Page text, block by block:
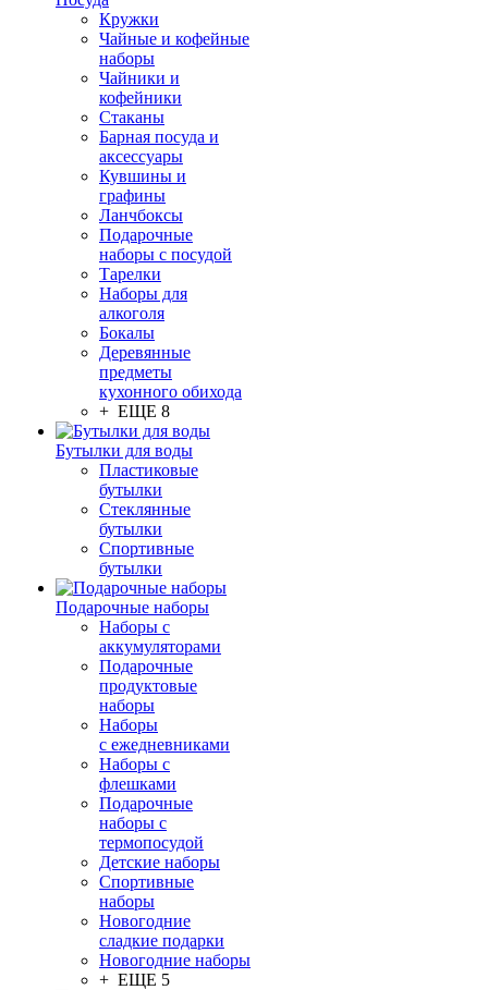
Кружки
Чайные и кофейные
наборы
Чайники и
кофейники
Стаканы
Барная посуда и
аксессуары
Кувшины и
графины
Ланчбоксы
Подарочные
наборы с посудой
Тарелки
Наборы для
алкоголя
Бокалы
Деревянные
предметы
кухонного обихода
+ ЕЩЕ 8
Бутылки для воды
Пластиковые
бутылки
Стеклянные
бутылки
Спортивные
бутылки
Подарочные наборы
Наборы с
аккумуляторами
Подарочные
продуктовые
наборы
Наборы
с ежедневниками
Наборы с
флешками
Подарочные
наборы с
термопосудой
Детские наборы
Спортивные
наборы
Новогодние
сладкие подарки
Новогодние наборы
+ ЕЩЕ 5